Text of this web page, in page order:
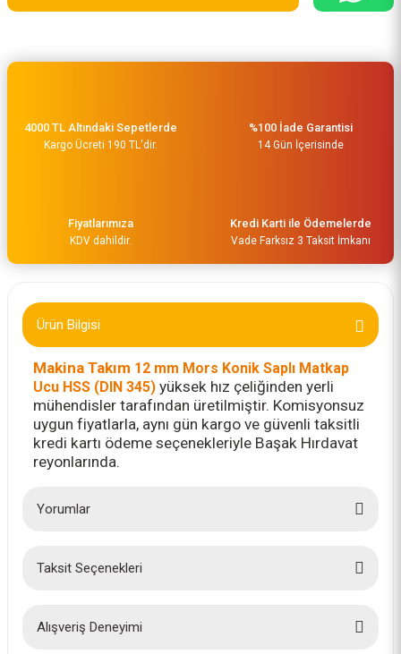
4000 TL Altındaki Sepetlerde
Kargo Ücreti 190 TL'dir.
%100 İade Garantisi
14 Gün İçerisinde
Fiyatlarımıza
KDV dahildir.
Kredi Karti ile Ödemelerde
Vade Farksız 3 Taksit İmkanı
Ürün Bilgisi
Makina Takım 12 mm Mors Konik Saplı Matkap
Ucu HSS (DIN 345) yüksek hız çeliğinden yerli
mühendisler tarafından üretilmiştir. Komisyonsuz
uygun fiyatlarla, aynı gün kargo ve güvenli taksitli
kredi kartı ödeme seçenekleriyle Başak Hırdavat
reyonlarında.
Yorumlar
Taksit Seçenekleri
Alışveriş Deneyimi